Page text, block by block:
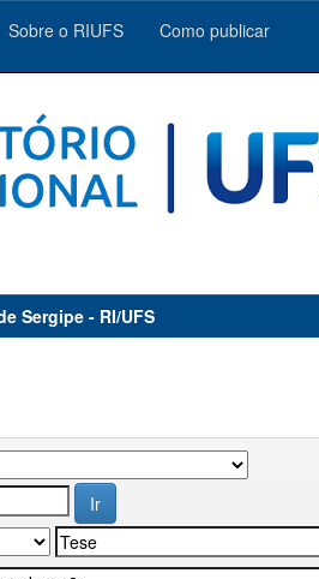
Sobre o RIUFS Como publicar
Sergipe - RI/UFS